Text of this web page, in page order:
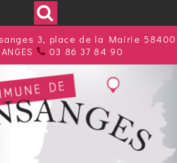
3, place de la Mairie 58400
03 86 37 84 90